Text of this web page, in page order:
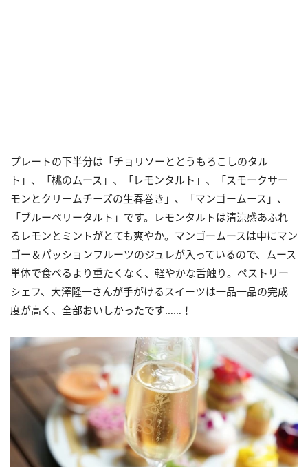
プレートの下半分は「チョリソーととうもろこしのタル
ト」、「桃のムース」、「レモンタルト」、「スモークサー
モンとクリームチーズの生春巻き」、「マンゴームース」、
「ブルーベリータルト」です。レモンタルトは清涼感あふれ
るレモンとミントがとても爽やか。マンゴームースは中にマン
ゴー＆パッションフルーツのジュレが入っているので、ムース
単体で食べるより重たくなく、軽やかな舌触り。ペストリー
シェフ、大澤隆一さんが手がけるスイーツは一品一品の完成
度が高く、全部おいしかったです……！